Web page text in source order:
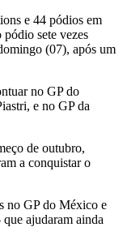
e 44 pódios em
sete vezes
(07), após um
no GP do
e no GP da
de outubro,
a conquistar o
no GP do México e
ajudaram ainda